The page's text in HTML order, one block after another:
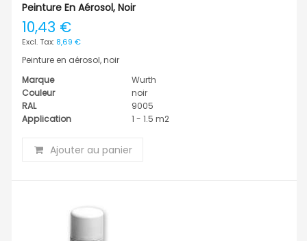
Peinture En Aérosol, Noir
10,43 €
8,69 €
Peinture en aérosol, noir
Marque
Wurth
Couleur
noir
RAL
9005
Application
1 - 1.5 m2
Ajouter au panier